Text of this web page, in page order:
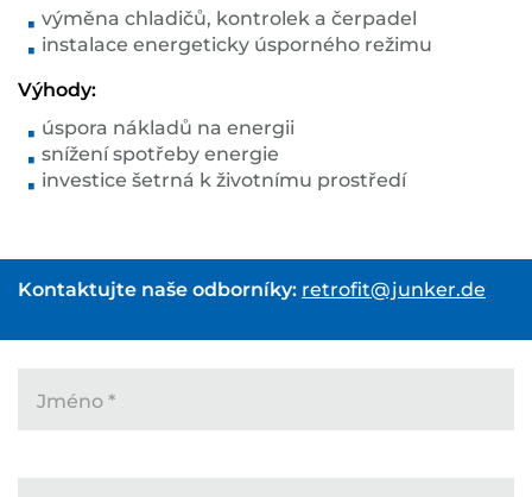
výměna chladičů, kontrolek a čerpadel
instalace energeticky úsporného režimu
Výhody:
úspora nákladů na energii
snížení spotřeby energie
investice šetrná k životnímu prostředí
Kontaktujte naše odborníky: retrofit@junker.de
Jméno *